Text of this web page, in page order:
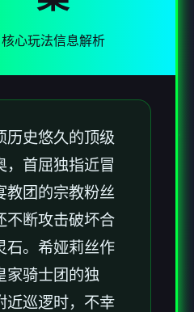
核心玩法信息解析
历史悠久的顶级
，首屈独指近冒
教团的宗教粉丝
不断攻击破坏合
石。希娅莉丝作
家骑士团的独
近巡逻时，不幸